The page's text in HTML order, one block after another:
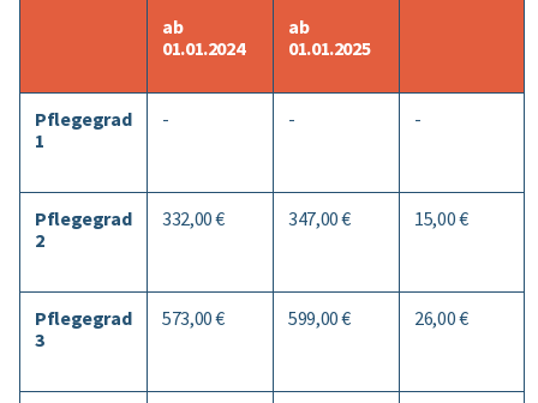
ab
01.01.2024
ab
01.01.2025
Pflegegrad
1
- - -
Pflegegrad
2
332,00 € 347,00 € 15,00 €
Pflegegrad
3
573,00 € 599,00 € 26,00 €